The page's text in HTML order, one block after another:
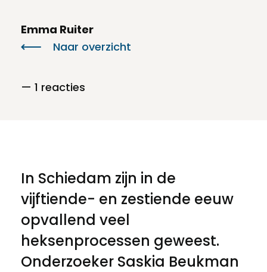
Emma Ruiter
Naar overzicht
— 1 reacties
In Schiedam zijn in de
vijftiende- en zestiende eeuw
opvallend veel
heksenprocessen geweest.
Onderzoeker Saskia Beukman